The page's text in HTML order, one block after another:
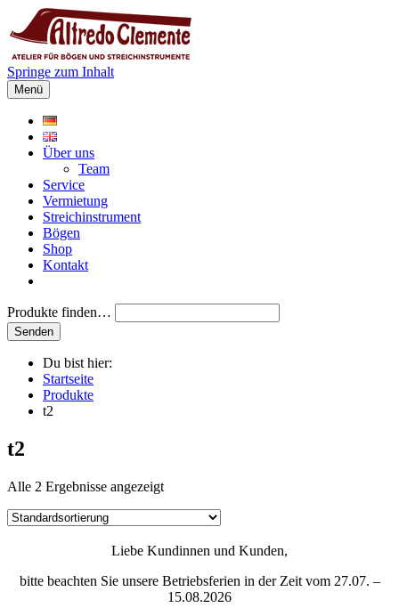
Springe zum Inhalt
Menü
Über uns
Team
Service
Vermietung
Streichinstrument
Bögen
Shop
Kontakt
Produkte finden…
Du bist hier:
Startseite
Produkte
t2
t2
Alle 2 Ergebnisse angezeigt
Liebe Kundinnen und Kunden,
bitte beachten Sie unsere Betriebsferien in der Zeit vom 27.07. –
15.08.2026